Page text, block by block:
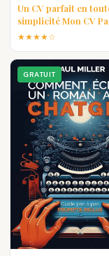
Un CV parfait en
simplicité Mon CV
★★★★☆
GRATUIT